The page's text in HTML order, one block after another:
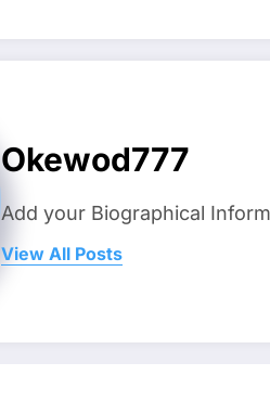
Okewod777
Add your Biographical
View All Posts